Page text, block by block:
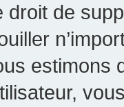
droit de
estimons